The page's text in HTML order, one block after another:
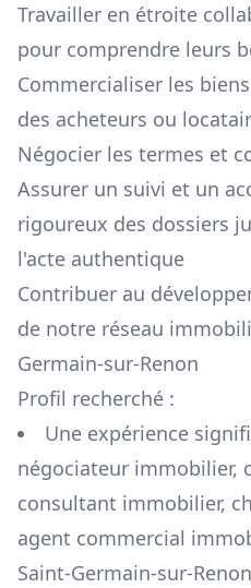
Travailler en étroite
pour comprendre leurs
Commercialiser les
des acheteurs ou
Négocier les termes et
Assurer un suivi et un
rigoureux des dossiers
l'acte authentique
Contribuer au
de notre réseau
Germain-sur-Renon
Profil recherché :
Une expérience
négociateur immobilier,
consultant immobilier,
agent commercial
Saint-Germain-sur-Renon